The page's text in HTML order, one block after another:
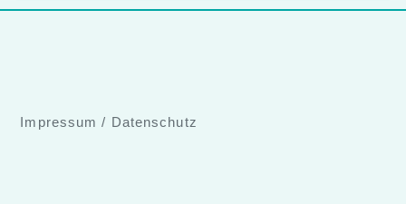
Impressum / Datenschutz